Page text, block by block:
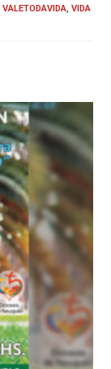
VALETODAVIDA, VIDA